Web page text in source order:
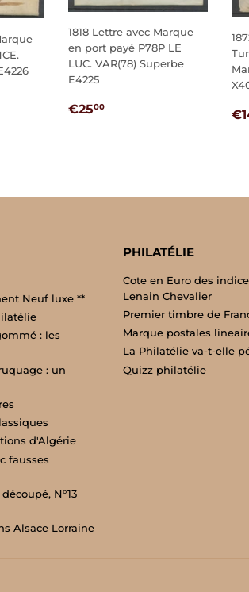
1818 Lettre avec Marque
en port payé P78P LE
LUC. VAR(78) Superbe
E4225
PRIX
€2500
Neuf luxe **
: les
: un
d'Algérie
fausses
N°13
Alsace Lorraine
PHILATÉLIE
Cote en Euro des
Lenain Chevalier
Premier timbre de
Marque postales
La Philatélie va-t-elle
Quizz philatélie